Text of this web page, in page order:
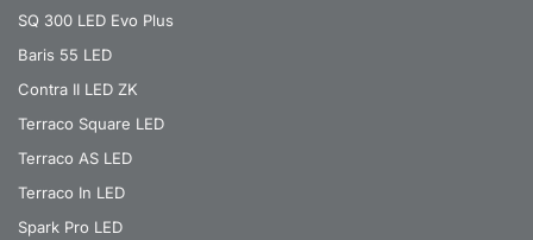
SQ 300 LED Evo Plus
Baris 55 LED
Contra II LED ZK
Terraco Square LED
Terraco AS LED
Terraco In LED
Spark Pro LED